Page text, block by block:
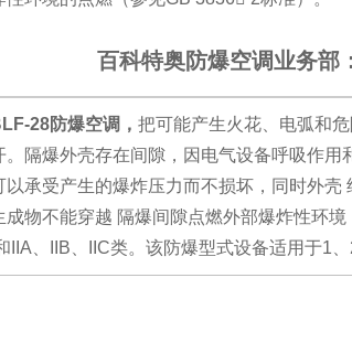
百科特奥防爆空调业务部
28防爆空调 ， 把可能产生火花、电弧和
。隔爆外壳存在间隙，因电气设备呼吸作用
以承受产生的爆炸压力而不损坏，同时外壳
成物不能穿越 隔爆间隙点燃外部爆炸性环境
IIA IIB IIC类。 该防爆型式设备适用于1